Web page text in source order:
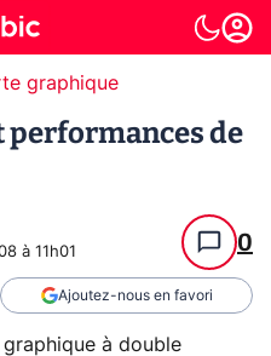
graphique
performances de
à 11h01 0
Ajoutez-nous en favori
graphique à double